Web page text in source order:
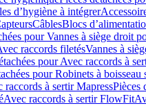
d’hygiène à intégrer
CâblesBlocs
pour Vannes à siège droit
raccords filetésVannes à
pour Avec raccords à
pour Robinets à boisseau
raccords à sertir MapressPièces
Avec raccords à sertir FlowFit